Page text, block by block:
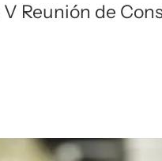
Reunión de